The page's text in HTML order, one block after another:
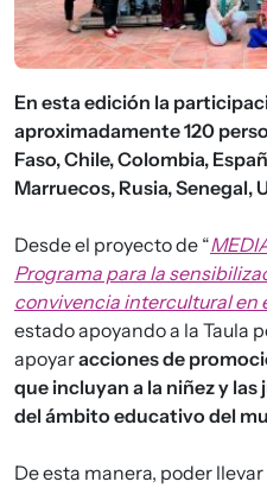
En esta edición la
aproximadamente 120
Faso, Chile, Colombia,
Marruecos, Rusia, Senegal,
Desde el proyecto de “
Programa para la
convivencia intercultural en
estado apoyando a la Taula
apoyaracciones de
que incluyan a la niñez y
del ámbito educativo del
De esta manera, poder